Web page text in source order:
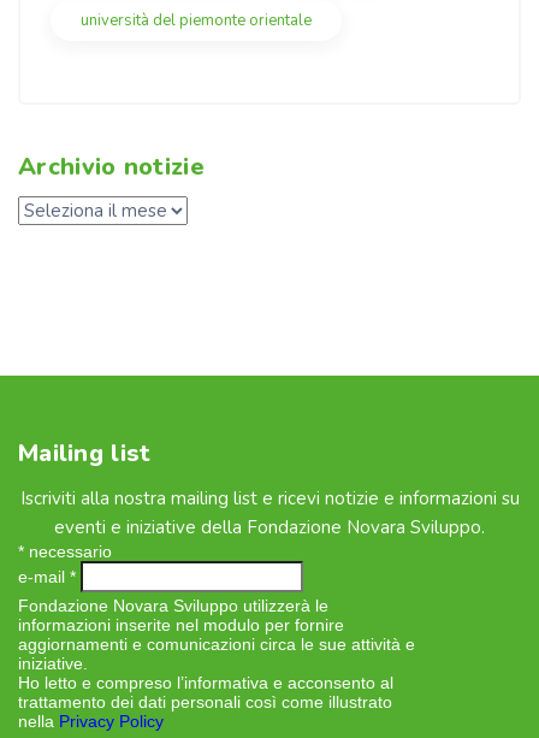
università del piemonte orientale
Archivio notizie
Mailing list
Iscriviti alla nostra mailing list e ricevi notizie e informazioni su
eventi e iniziative della Fondazione Novara Sviluppo.
* necessario
e-mail *
Fondazione Novara Sviluppo utilizzerà le
informazioni inserite nel modulo per fornire
aggiornamenti e comunicazioni circa le sue attività e
iniziative.
Ho letto e compreso l’informativa e acconsento al
trattamento dei dati personali così come illustrato
nella Privacy Policy